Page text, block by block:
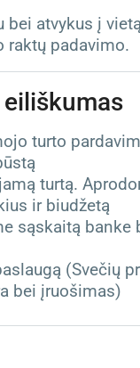
atvykus į
raktų padavimo.
turto
turtą.
ir biudžetą
sąskaitą banke
(Svečių
bei įruošimas)